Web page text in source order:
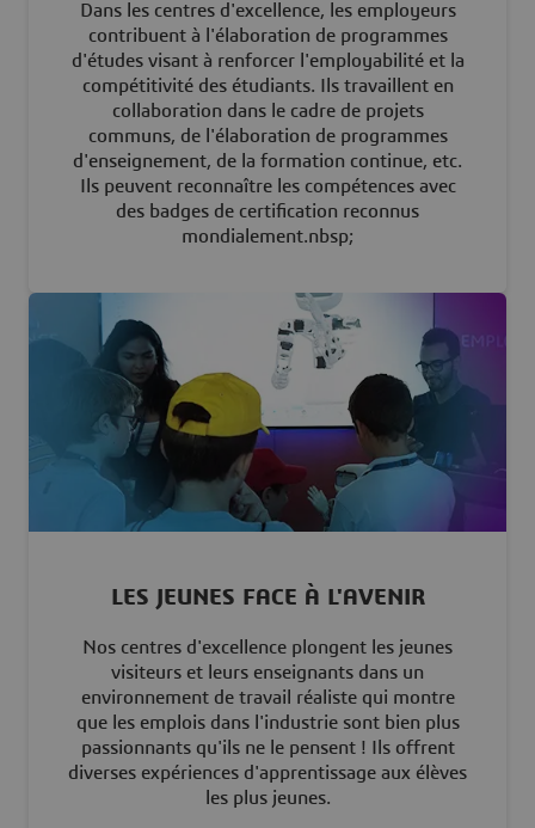
Dans les centres d'excellence, les employeurs
contribuent à l'élaboration de programmes
d'études visant à renforcer l'employabilité et la
compétitivité des étudiants. Ils travaillent en
collaboration dans le cadre de projets
communs, de l'élaboration de programmes
d'enseignement, de la formation continue, etc.
Ils peuvent reconnaître les compétences avec
des badges de certification reconnus
mondialement.nbsp;
LES JEUNES FACE À L'AVENIR
Nos centres d'excellence plongent les jeunes
visiteurs et leurs enseignants dans un
environnement de travail réaliste qui montre
que les emplois dans l'industrie sont bien plus
passionnants qu'ils ne le pensent ! Ils offrent
diverses expériences d'apprentissage aux élèves
les plus jeunes.